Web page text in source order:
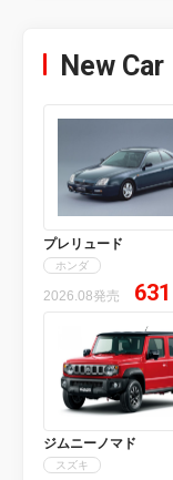
New Car
プレリュード
ホンダ
2026.08発売 631
ジムニーノマド
スズキ